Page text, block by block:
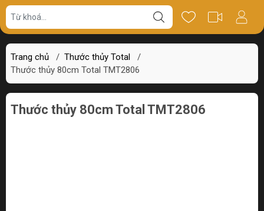
Trang chủ / Thước thủy Total
/
Thước thủy 80cm Total TMT2806
Giá bán Review
Thước thủy 80cm Total TMT2806